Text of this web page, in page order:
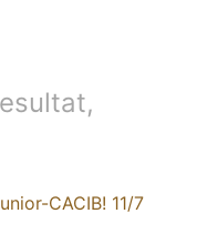
CACIB! 11/7